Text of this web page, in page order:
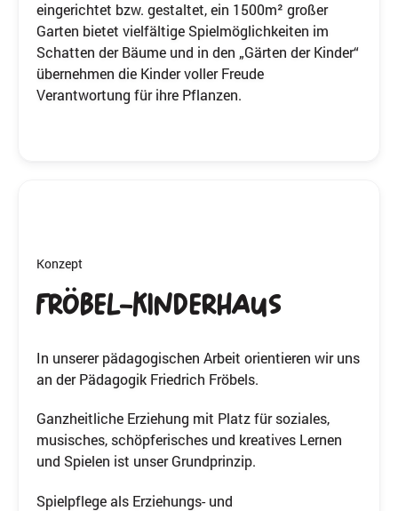
eingerichtet bzw. gestaltet, ein 1500m² großer
Garten bietet vielfältige Spielmöglichkeiten im
Schatten der Bäume und in den „Gärten der Kinder“
übernehmen die Kinder voller Freude
Verantwortung für ihre Pflanzen.
Konzept
FRÖBEL-Kinderhaus
In unserer pädagogischen Arbeit orientieren wir uns
an der Pädagogik Friedrich Fröbels.
Ganzheitliche Erziehung mit Platz für soziales,
musisches, schöpferisches und kreatives Lernen
und Spielen ist unser Grundprinzip.
Spielpflege als Erziehungs- und